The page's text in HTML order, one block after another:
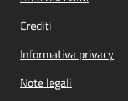
Crediti
Informativa privacy
Note legali